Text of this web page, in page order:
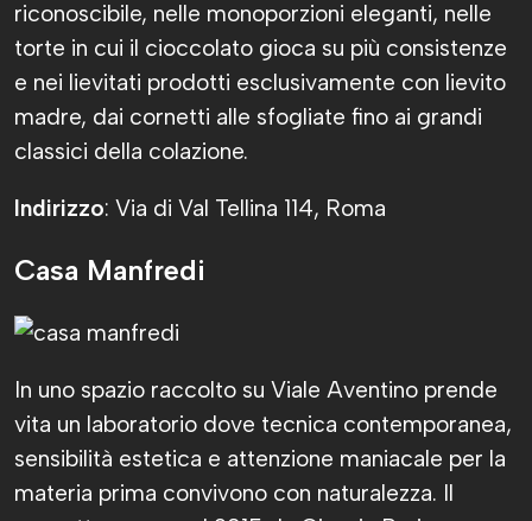
riconoscibile, nelle monoporzioni eleganti, nelle
torte in cui il cioccolato gioca su più consistenze
e nei lievitati prodotti esclusivamente con lievito
madre, dai cornetti alle sfogliate fino ai grandi
classici della colazione.
Indirizzo: Via di Val Tellina 114, Roma
Casa Manfredi
In uno spazio raccolto su Viale Aventino prende
vita un laboratorio dove tecnica contemporanea,
sensibilità estetica e attenzione maniacale per la
materia prima convivono con naturalezza. Il